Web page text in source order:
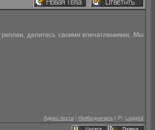
реплеи, делитесь своими впечатлениями. Мы
Адрес поста | Наябедничать | IP: Logged